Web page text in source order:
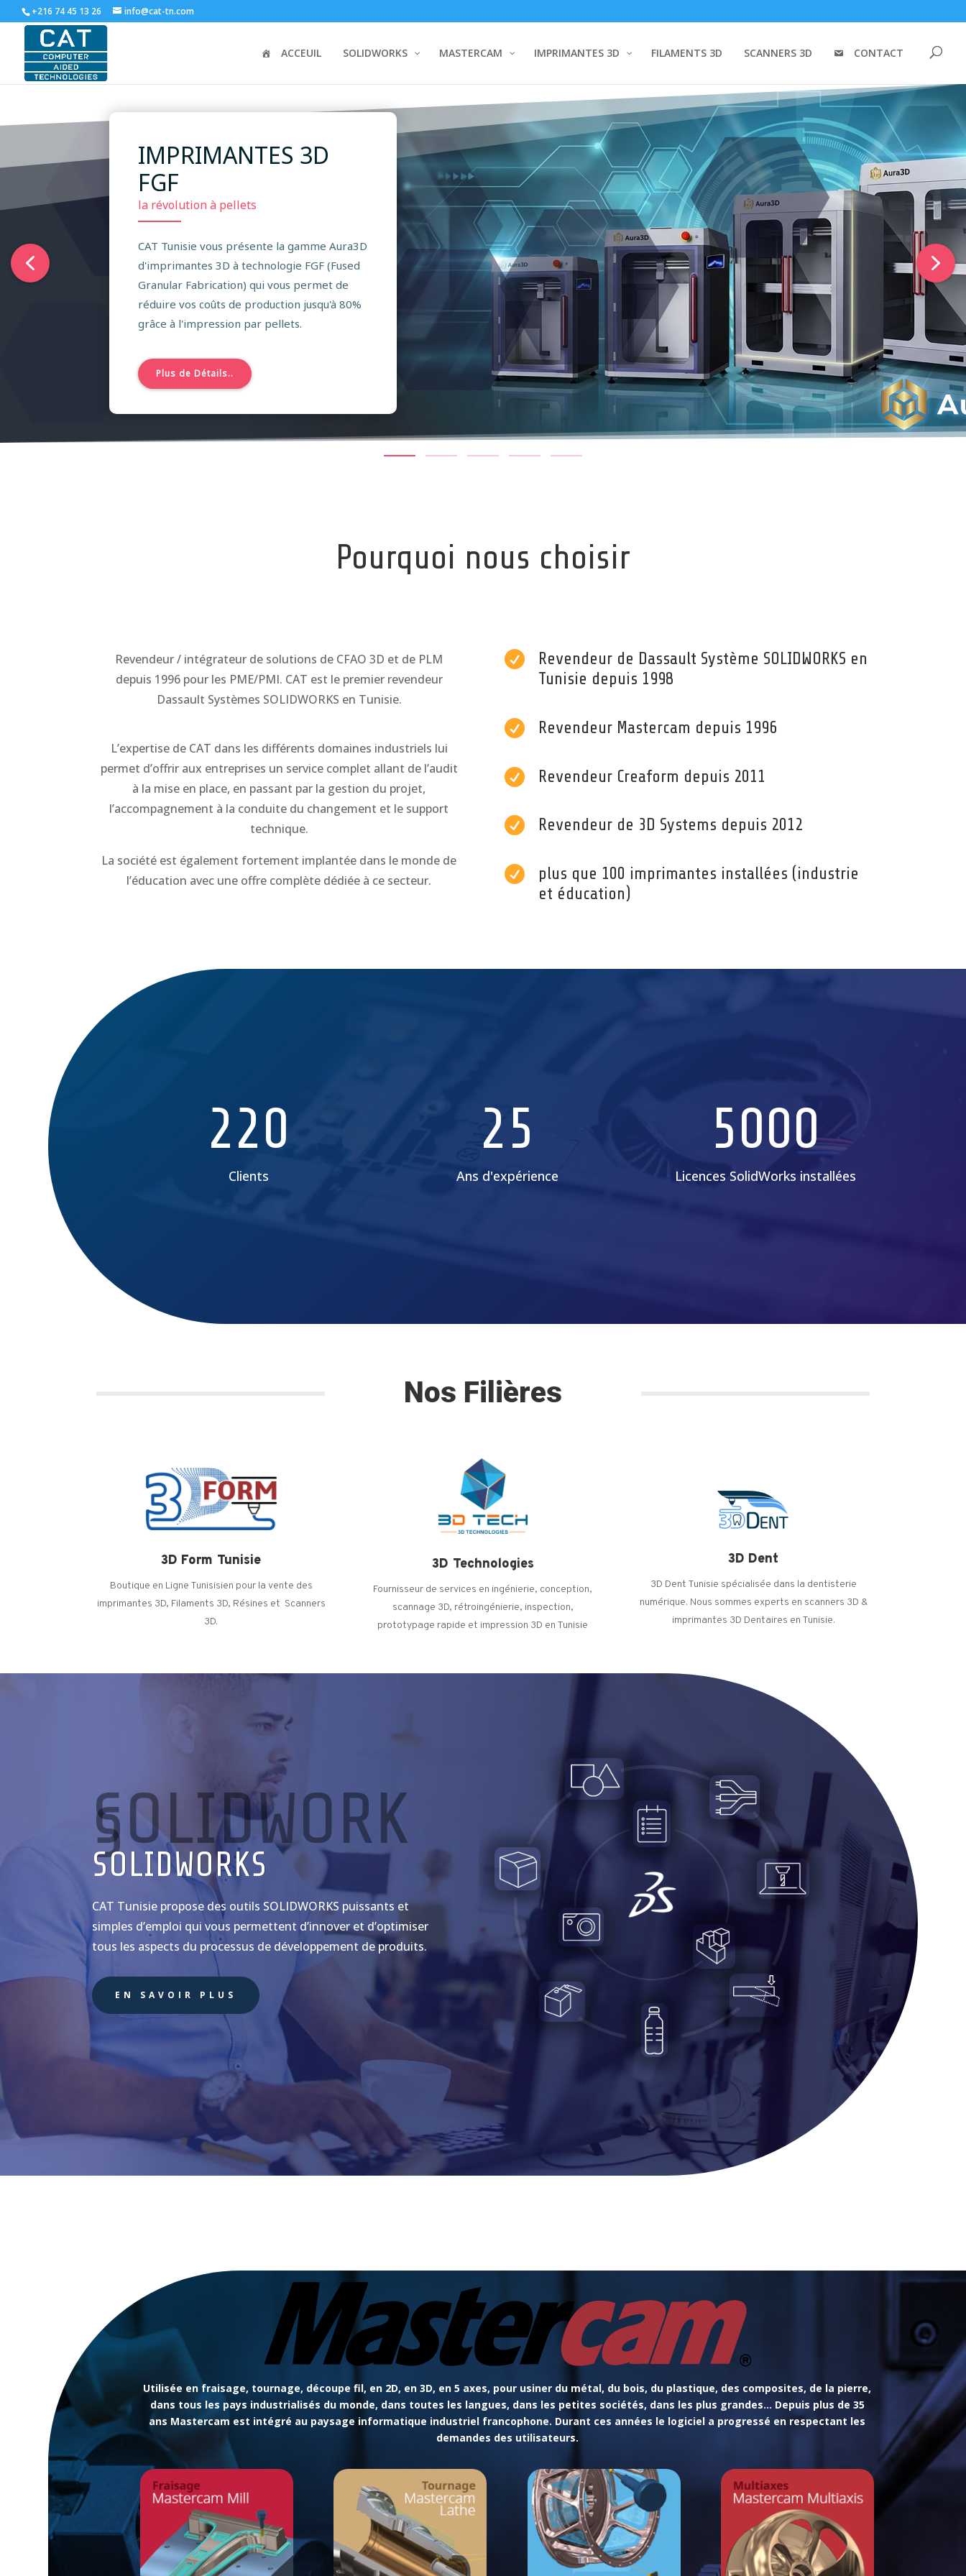
+216 74 45 13 26 info@cat-tn.com
ACCEUIL SOLIDWORKS MASTERCAM IMPRIMANTES 3D FILAMENTS 3D SCANNERS 3D CONTACT
IMPRIMANTES 3D
FGF
la révolution à pellets
CAT Tunisie vous présente la gamme Aura3D
d'imprimantes 3D à technologie FGF (Fused
Granular Fabrication) qui vous permet de
réduire vos coûts de production jusqu'à 80%
grâce à l'impression par pellets.
Plus de Détails..
Pourquoi nous choisir
Revendeur / intégrateur de solutions de CFAO 3D et de PLM
depuis 1996 pour les PME/PMI. CAT est le premier revendeur
Dassault Systèmes SOLIDWORKS en Tunisie.
L’expertise de CAT dans les différents domaines industriels lui
permet d’offrir aux entreprises un service complet allant de l’audit
à la mise en place, en passant par la gestion du projet,
l’accompagnement à la conduite du changement et le support
technique.
La société est également fortement implantée dans le monde de
l’éducation avec une offre complète dédiée à ce secteur.

Revendeur de Dassault Système SOLIDWORKS en
Tunisie depuis 1998
 Revendeur Mastercam depuis 1996
 Revendeur Creaform depuis 2011
 Revendeur de 3D Systems depuis 2012

plus que 100 imprimantes installées (industrie
et éducation)
220
Clients
25
Ans d'expérience
5000
Licences SolidWorks installées
Nos Filières
3D Form Tunisie
Boutique en Ligne Tunisisien pour la vente des
imprimantes 3D, Filaments 3D, Résines et Scanners
3D.
3D Technologies
Fournisseur de services en ingénierie, conception,
scannage 3D, rétroingénierie, inspection,
prototypage rapide et impression 3D en Tunisie
3D Dent
3D Dent Tunisie spécialisée dans la dentisterie
numérique. Nous sommes experts en scanners 3D &
imprimantes 3D Dentaires en Tunisie.
SOLIDWORK
S
SOLIDWORKS
CAT Tunisie propose des outils SOLIDWORKS puissants et
simples d’emploi qui vous permettent d’innover et d’optimiser
tous les aspects du processus de développement de produits.
EN SAVOIR PLUS
Utilisée en fraisage, tournage, découpe fil, en 2D, en 3D, en 5 axes, pour usiner du métal, du bois, du plastique, des composites, de la pierre,
dans tous les pays industrialisés du monde, dans toutes les langues, dans les petites sociétés, dans les plus grandes… Depuis plus de 35
ans Mastercam est intégré au paysage informatique industriel francophone. Durant ces années le logiciel a progressé en respectant les
demandes des utilisateurs.